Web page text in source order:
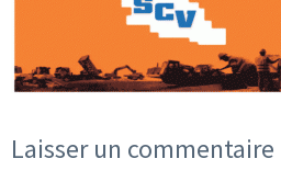
Laisser un commentaire